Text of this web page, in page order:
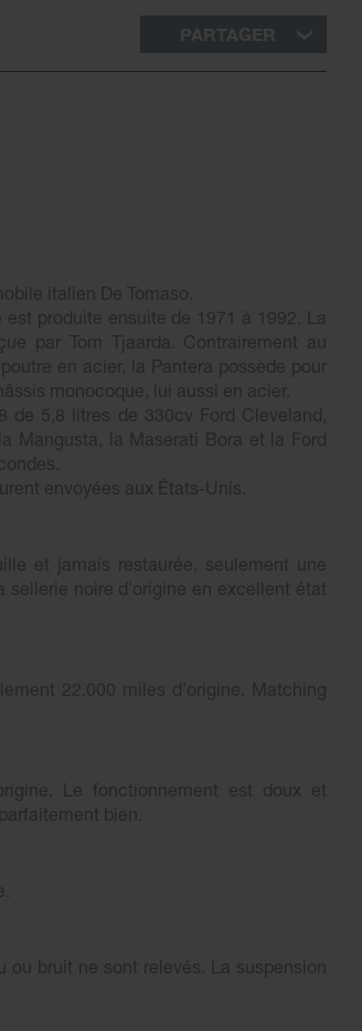
italien De Tomaso.
produite ensuite de 1971 à 1992. La
par Tom Tjaarda. Contrairement au
en acier, la Pantera possède pour
monocoque, lui aussi en acier.
de 5,8 litres de 330cv Ford Cleveland,
Mangusta, la Maserati Bora et la Ford
envoyées aux États-Unis.
et jamais restaurée, seulement une
sellerie noire d'origine en excellent état
22.000 miles d'origine. Matching
Le fonctionnement est doux et
bien.
ou bruit ne sont relevés. La suspension